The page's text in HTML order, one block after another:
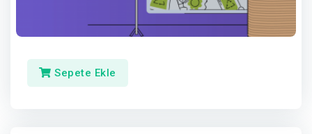
Sepete Ekle